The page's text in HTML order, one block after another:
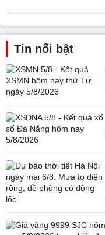
Tin nổi bật